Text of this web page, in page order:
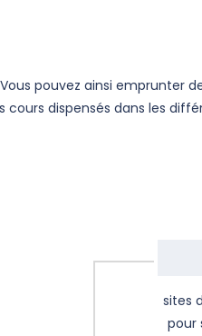
pouvez ainsi emprunter
dispensés dans les
sites
pour